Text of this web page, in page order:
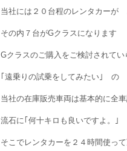
当社には２０台程のレンタカーが
その内７台がGクラスになります
Gクラスのご購入をご検討されて
｢遠乗りの試乗をしてみたい｣ の
当社の在庫販売車両は基本的に全
流石に｢何十キロも良いですよ。｣
そこでレンタカーを２４時間使って